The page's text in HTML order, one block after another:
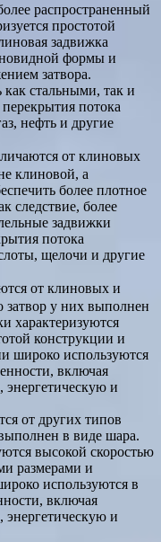
распространенный
простотой
задвижка
формы и
затвора.
стальными, так и
потока
нефть и другие
от клиновых
клиновой, а
более плотное
следствие, более
задвижки
потока
щелочи и другие
от клиновых и
затвор у них выполнен
характеризуются
конструкции и
широко используются
включая
и
от других типов
в виде шара.
высокой скоростью
размерами и
используются в
включая
и